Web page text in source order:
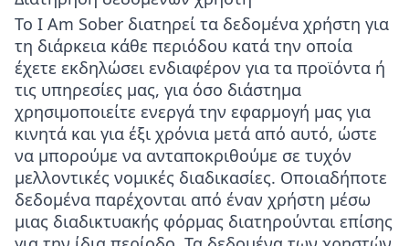
Το I Am Sober διατηρεί τα δεδομένα χρήστη για
τη διάρκεια κάθε περιόδου κατά την οποία
έχετε εκδηλώσει ενδιαφέρον για τα προϊόντα ή
τις υπηρεσίες μας, για όσο διάστημα
χρησιμοποιείτε ενεργά την εφαρμογή μας για
κινητά και για έξι χρόνια μετά από αυτό, ώστε
να μπορούμε να ανταποκριθούμε σε τυχόν
μελλοντικές νομικές διαδικασίες. Οποιαδήποτε
δεδομένα παρέχονται από έναν χρήστη μέσω
μιας διαδικτυακής φόρμας διατηρούνται επίσης